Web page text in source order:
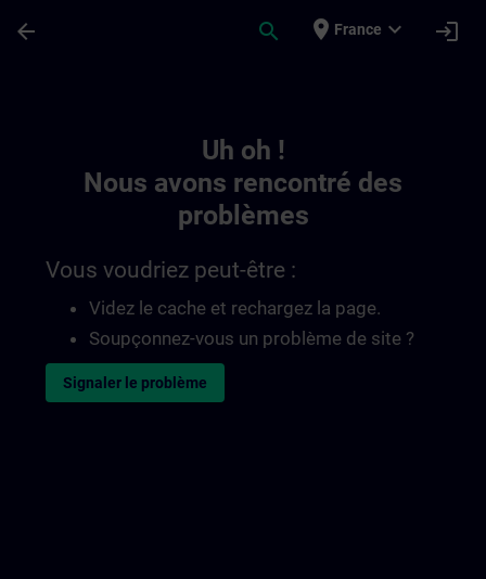
arrow_back search place France expand_more login
Uh oh !
Nous avons rencontré des
problèmes
Vous voudriez peut-être :
Videz le cache et rechargez la page.
Soupçonnez-vous un problème de site ?
Signaler le problème